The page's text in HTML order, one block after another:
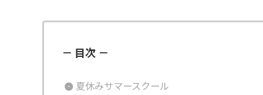
－ 目次 －
夏休みサマースクール